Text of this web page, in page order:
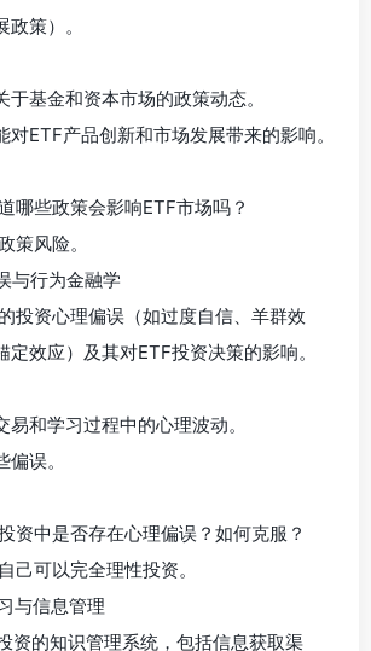
策）。
于基金和资本市场的政策动态。
对ETF产品创新和市场发展带来的影响。
哪些政策会影响ETF市场吗？
策风险。
与行为金融学
投资心理偏误（如过度自信、羊群效
定效应）及其对ETF投资决策的影响。
易和学习过程中的心理波动。
误。
资中是否存在心理偏误？如何克服？
己可以完全理性投资。
与信息管理
资的知识管理系统，包括信息获取渠